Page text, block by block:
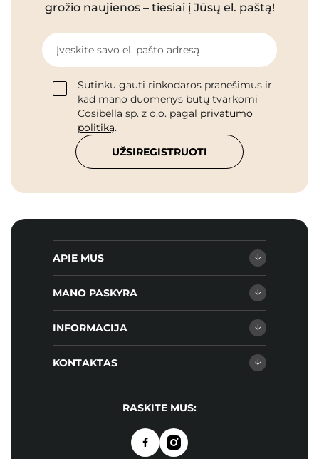
grožio naujienos – tiesiai į Jūsų el. paštą!
Įveskite savo el. pašto adresą
Sutinku gauti rinkodaros pranešimus ir
kad mano duomenys būtų tvarkomi
Cosibella sp. z o.o. pagal privatumo
politiką.
UŽSIREGISTRUOTI
APIE MUS
MANO PASKYRA
INFORMACIJA
KONTAKTAS
RASKITE MUS: